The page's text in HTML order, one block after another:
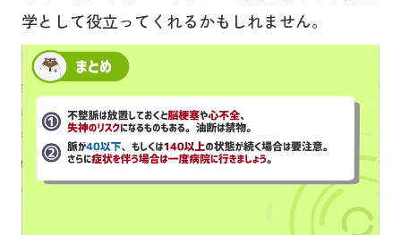
学として役立ってくれるかもしれません。